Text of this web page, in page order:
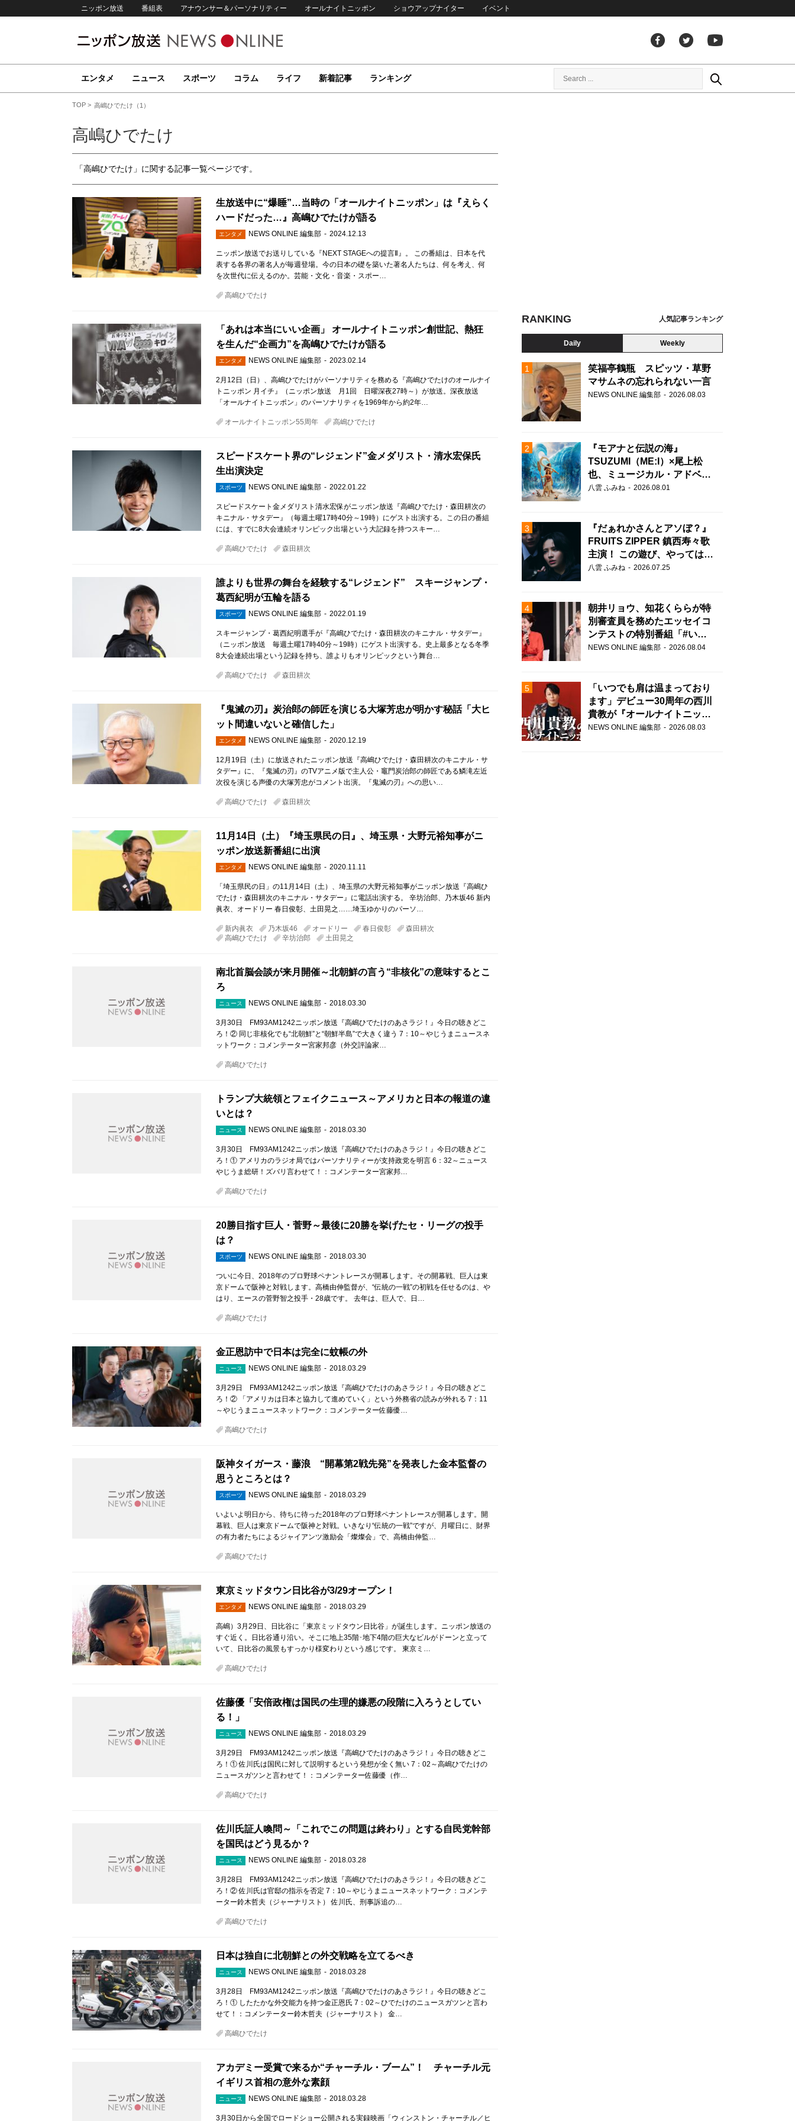
ニッポン放送 番組表 アナウンサー＆パーソナリティー オールナイトニッポン ショウアップナイター イベント
エンタメ ニュース スポーツ コラム ライフ 新着記事 ランキング
TOP 高嶋ひでたけ（1）
高嶋ひでたけ
「高嶋ひでたけ」に関する記事一覧ページです。
生放送中に“爆睡”…当時の「オールナイトニッポン」は『えらく
ハードだった…』高嶋ひでたけが語る
エンタメ NEWS ONLINE 編集部 2024.12.13
ニッポン放送でお送りしている『NEXT STAGEへの提言Ⅱ』。 この番組は、日本を代
表する各界の著名人が毎週登場。今の日本の礎を築いた著名人たちは、何を考え、何
を次世代に伝えるのか。芸能・文化・音楽・スポー…
高嶋ひでたけ
「あれは本当にいい企画」 オールナイトニッポン創世記、熱狂
を生んだ“企画力”を高嶋ひでたけが語る
エンタメ NEWS ONLINE 編集部 2023.02.14
2月12日（日）、高嶋ひでたけがパーソナリティを務める『高嶋ひでたけのオールナイ
トニッポン 月イチ』（ニッポン放送 月1回 日曜深夜27時～）が放送。深夜放送
「オールナイトニッポン」のパーソナリティを1969年から約2年…
オールナイトニッポン55周年 高嶋ひでたけ
スピードスケート界の“レジェンド”金メダリスト・清水宏保氏
生出演決定
スポーツ NEWS ONLINE 編集部 2022.01.22
スピードスケート金メダリスト清水宏保がニッポン放送『高嶋ひでたけ・森田耕次の
キニナル・サタデー』（毎週土曜17時40分～19時）にゲスト出演する。この日の番組
には、すでに8大会連続オリンピック出場という大記録を持つスキー…
高嶋ひでたけ 森田耕次
誰よりも世界の舞台を経験する“レジェンド” スキージャンプ・
葛西紀明が五輪を語る
スポーツ NEWS ONLINE 編集部 2022.01.19
スキージャンプ・葛西紀明選手が『高嶋ひでたけ・森田耕次のキニナル・サタデー』
（ニッポン放送 毎週土曜17時40分～19時）にゲスト出演する。史上最多となる冬季
8大会連続出場という記録を持ち、誰よりもオリンピックという舞台…
高嶋ひでたけ 森田耕次
『鬼滅の刃』炭治郎の師匠を演じる大塚芳忠が明かす秘話「大ヒ
ット間違いないと確信した」
エンタメ NEWS ONLINE 編集部 2020.12.19
12月19日（土）に放送されたニッポン放送『高嶋ひでたけ・森田耕次のキニナル・サ
タデー』に、『鬼滅の刃』のTVアニメ版で主人公・竈門炭治郎の師匠である鱗滝左近
次役を演じる声優の大塚芳忠がコメント出演。『鬼滅の刃』への思い…
高嶋ひでたけ 森田耕次
11月14日（土）『埼玉県民の日』、埼玉県・大野元裕知事がニ
ッポン放送新番組に出演
エンタメ NEWS ONLINE 編集部 2020.11.11
「埼玉県民の日」の11月14日（土）、埼玉県の大野元裕知事がニッポン放送『高嶋ひ
でたけ・森田耕次のキニナル・サタデー』に電話出演する。 辛坊治郎、乃木坂46 新内
眞衣、オードリー 春日俊彰、土田晃之……埼玉ゆかりのパーソ…
新内眞衣 乃木坂46 オードリー 春日俊彰
森田耕次
高嶋ひでたけ
辛坊治郎 土田晃之
南北首脳会談が来月開催～北朝鮮の言う“非核化”の意味するとこ
ろ
ニュース NEWS ONLINE 編集部 2018.03.30
3月30日 FM93AM1242ニッポン放送『高嶋ひでたけのあさラジ！』今日の聴きどこ
ろ！② 同じ非核化でも“北朝鮮”と“朝鮮半島”で大きく違う 7：10～やじうまニュースネ
ットワーク：コメンテーター宮家邦彦（外交評論家…
高嶋ひでたけ
トランプ大統領とフェイクニュース～アメリカと日本の報道の違
いとは？
ニュース NEWS ONLINE 編集部 2018.03.30
3月30日 FM93AM1242ニッポン放送『高嶋ひでたけのあさラジ！』今日の聴きどこ
ろ！① アメリカのラジオ局ではパーソナリティーが支持政党を明言 6：32～ニュース
やじうま総研！ズバリ言わせて！：コメンテーター宮家邦…
高嶋ひでたけ
20勝目指す巨人・菅野～最後に20勝を挙げたセ・リーグの投手
は？
スポーツ NEWS ONLINE 編集部 2018.03.30
ついに今日、2018年のプロ野球ペナントレースが開幕します。その開幕戦、巨人は東
京ドームで阪神と対戦します。高橋由伸監督が、“伝統の一戦”の初戦を任せるのは、や
はり、エースの菅野智之投手・28歳です。 去年は、巨人で、日…
高嶋ひでたけ
金正恩訪中で日本は完全に蚊帳の外
ニュース NEWS ONLINE 編集部 2018.03.29
3月29日 FM93AM1242ニッポン放送『高嶋ひでたけのあさラジ！』今日の聴きどこ
ろ！② 「アメリカは日本と協力して進めていく」という外務省の読みが外れる 7：11
～やじうまニュースネットワーク：コメンテーター佐藤優…
高嶋ひでたけ
阪神タイガース・藤浪 “開幕第2戦先発”を発表した金本監督の
思うところとは？
スポーツ NEWS ONLINE 編集部 2018.03.29
いよいよ明日から、待ちに待った2018年のプロ野球ペナントレースが開幕します。開
幕戦、巨人は東京ドームで阪神と対戦。いきなり“伝統の一戦”ですが、月曜日に、財界
の有力者たちによるジャイアンツ激励会「燦燦会」で、高橋由伸監…
高嶋ひでたけ
東京ミッドタウン日比谷が3/29オープン！
エンタメ NEWS ONLINE 編集部 2018.03.29
高嶋）3月29日、日比谷に「東京ミッドタウン日比谷」が誕生します。ニッポン放送の
すぐ近く。日比谷通り沿い。そこに地上35階･地下4階の巨大なビルがドーンと立って
いて、日比谷の風景もすっかり様変わりという感じです。 東京ミ…
高嶋ひでたけ
佐藤優「安倍政権は国民の生理的嫌悪の段階に入ろうとしてい
る！」
ニュース NEWS ONLINE 編集部 2018.03.29
3月29日 FM93AM1242ニッポン放送『高嶋ひでたけのあさラジ！』今日の聴きどこ
ろ！① 佐川氏は国民に対して説明するという発想が全く無い 7：02～高嶋ひでたけの
ニュースガツンと言わせて！：コメンテーター佐藤優（作…
高嶋ひでたけ
佐川氏証人喚問～「これでこの問題は終わり」とする自民党幹部
を国民はどう見るか？
ニュース NEWS ONLINE 編集部 2018.03.28
3月28日 FM93AM1242ニッポン放送『高嶋ひでたけのあさラジ！』今日の聴きどこ
ろ！② 佐川氏は官邸の指示を否定 7：10～やじうまニュースネットワーク：コメンテ
ーター鈴木哲夫（ジャーナリスト） 佐川氏、刑事訴追の…
高嶋ひでたけ
日本は独自に北朝鮮との外交戦略を立てるべき
ニュース NEWS ONLINE 編集部 2018.03.28
3月28日 FM93AM1242ニッポン放送『高嶋ひでたけのあさラジ！』今日の聴きどこ
ろ！① したたかな外交能力を持つ金正恩氏 7：02～ひでたけのニュースガツンと言わ
せて！：コメンテーター鈴木哲夫（ジャーナリスト） 金…
高嶋ひでたけ
アカデミー受賞で来るか“チャーチル・ブーム”！ チャーチル元
イギリス首相の意外な素顔
ニュース NEWS ONLINE 編集部 2018.03.28
3月30日から全国でロードショー公開される実録映画「ウィンストン・チャーチル／ヒ
RANKING 人気記事ランキング
Daily Weekly
笑福亭鶴瓶 スピッツ・草野
マサムネの忘れられない一言
NEWS ONLINE 編集部 2026.08.03
『モアナと伝説の海』
TSUZUMI（ME:I）×尾上松
也、ミュージカル・アドベン
チャーで美声を響かせる
八雲 ふみね 2026.08.01
『だぁれかさんとアソぼ？』
FRUITS ZIPPER 鎮西寿々歌
主演！ この遊び、やってはい
けません。
八雲 ふみね 2026.07.25
朝井リョウ、知花くららが特
別審査員を務めたエッセイコ
ンテストの特別番組「#いま
あなたに伝えたいこと」
NEWS ONLINE 編集部 2026.08.04
「いつでも肩は温まっており
ます」デビュー30周年の西川
貴教が『オールナイトニッポ
ン』に登場！
NEWS ONLINE 編集部 2026.08.03